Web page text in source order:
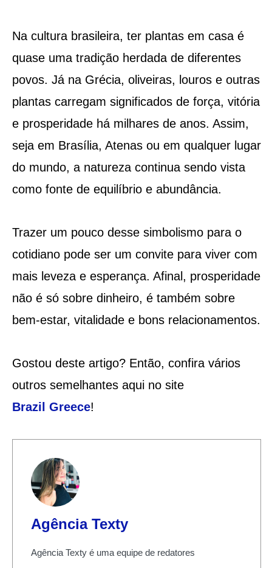
Na cultura brasileira, ter plantas em casa é
quase uma tradição herdada de diferentes
povos. Já na Grécia, oliveiras, louros e outras
plantas carregam significados de força, vitória
e prosperidade há milhares de anos. Assim,
seja em Brasília, Atenas ou em qualquer lugar
do mundo, a natureza continua sendo vista
como fonte de equilíbrio e abundância.
Trazer um pouco desse simbolismo para o
cotidiano pode ser um convite para viver com
mais leveza e esperança. Afinal, prosperidade
não é só sobre dinheiro, é também sobre
bem-estar, vitalidade e bons relacionamentos.
Gostou deste artigo? Então, confira vários
outros semelhantes aqui no site
Brazil Greece!
Agência Texty
Agência Texty é uma equipe de redatores